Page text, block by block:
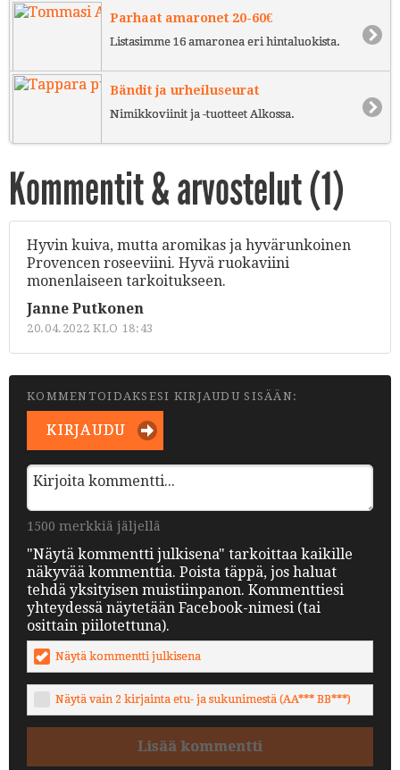
Parhaat amaronet 20-60€
Listasimme 16 amaronea eri hintaluokista.
Bändit ja urheiluseurat
Nimikkoviinit ja -tuotteet Alkossa.
Kommentit & arvostelut (1)
Hyvin kuiva, mutta aromikas ja hyvärunkoinen
Provencen roseeviini. Hyvä ruokaviini
monenlaiseen tarkoitukseen.
Janne Putkonen
20.04.2022 KLO 18:43
KOMMENTOIDAKSESI KIRJAUDU SISÄÄN:
KIRJAUDU
1500 merkkiä jäljellä
"Näytä kommentti julkisena" tarkoittaa kaikille
näkyvää kommenttia. Poista täppä, jos haluat
tehdä yksityisen muistiinpanon. Kommenttiesi
yhteydessä näytetään Facebook-nimesi (tai
osittain piilotettuna).
Näytä kommentti julkisena
Näytä vain 2 kirjainta etu- ja sukunimestä (AA*** BB***)
Lisää kommentti